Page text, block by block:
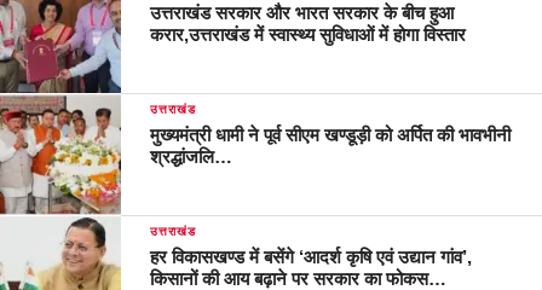
उत्तराखंड सरकार और भारत सरकार के बीच हुआ
करार,उत्तराखंड में स्वास्थ्य सुविधाओं में होगा विस्तार
उत्तराखंड
मुख्यमंत्री धामी ने पूर्व सीएम खण्डूड़ी को अर्पित की भावभीनी
श्रद्धांजलि…
उत्तराखंड
हर विकासखण्ड में बसेंगे ‘आदर्श कृषि एवं उद्यान गांव’,
किसानों की आय बढ़ाने पर सरकार का फोकस…